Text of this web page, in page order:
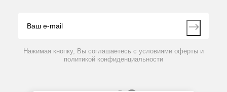
Контакты
Нажимая кнопку, Вы соглашаетесь с условиями оферты и
политикой конфиденциальности